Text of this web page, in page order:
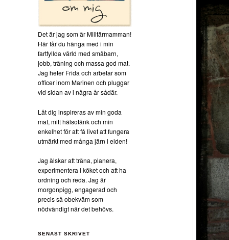
Det är jag som är Militärmamman!
Här får du hänga med i min
fartfyllda värld med småbarn,
jobb, träning och massa god mat.
Jag heter Frida och arbetar som
officer inom Marinen och pluggar
vid sidan av i några år sådär.
Låt dig inspireras av min goda
mat, mitt hälsotänk och min
enkelhet för att få livet att fungera
utmärkt med många järn i elden!
Jag älskar att träna, planera,
experimentera i köket och att ha
ordning och reda. Jag är
morgonpigg, engagerad och
precis så obekväm som
nödvändigt när det behövs.
SENAST SKRIVET